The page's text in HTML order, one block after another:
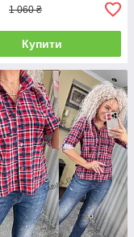
1 060 ₴
Купити